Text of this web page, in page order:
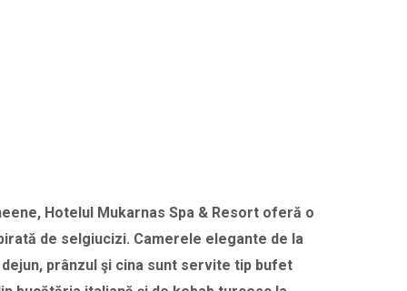
Hotelul Mukarnas Spa & Resort oferă o
de selgiucizi. Camerele elegante de la
dejun, prânzul şi cina sunt servite tip bufet